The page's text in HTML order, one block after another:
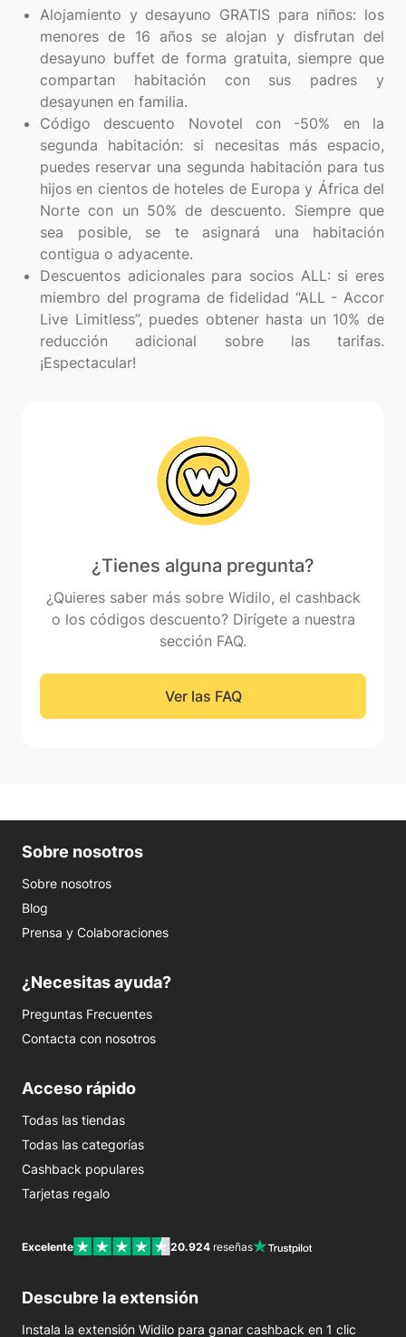
Alojamiento y desayuno GRATIS para niños: los
menores de 16 años se alojan y disfrutan del
desayuno buffet de forma gratuita, siempre que
compartan habitación con sus padres y
desayunen en familia.
Código descuento Novotel con -50% en la
segunda habitación: si necesitas más espacio,
puedes reservar una segunda habitación para tus
hijos en cientos de hoteles de Europa y África del
Norte con un 50% de descuento. Siempre que
sea posible, se te asignará una habitación
contigua o adyacente.
Descuentos adicionales para socios ALL: si eres
miembro del programa de fidelidad “ALL - Accor
Live Limitless”, puedes obtener hasta un 10% de
reducción adicional sobre las tarifas.
¡Espectacular!
¿Tienes alguna pregunta?
¿Quieres saber más sobre Widilo, el cashback
o los códigos descuento? Dirígete a nuestra
sección FAQ.
Ver las FAQ
Sobre nosotros
Sobre nosotros
Blog
Prensa y Colaboraciones
¿Necesitas ayuda?
Preguntas Frecuentes
Contacta con nosotros
Acceso rápido
Todas las tiendas
Todas las categorías
Cashback populares
Tarjetas regalo
Excelente 20.924 reseñas
Descubre la extensión
Instala la extensión Widilo para ganar cashback en 1 clic